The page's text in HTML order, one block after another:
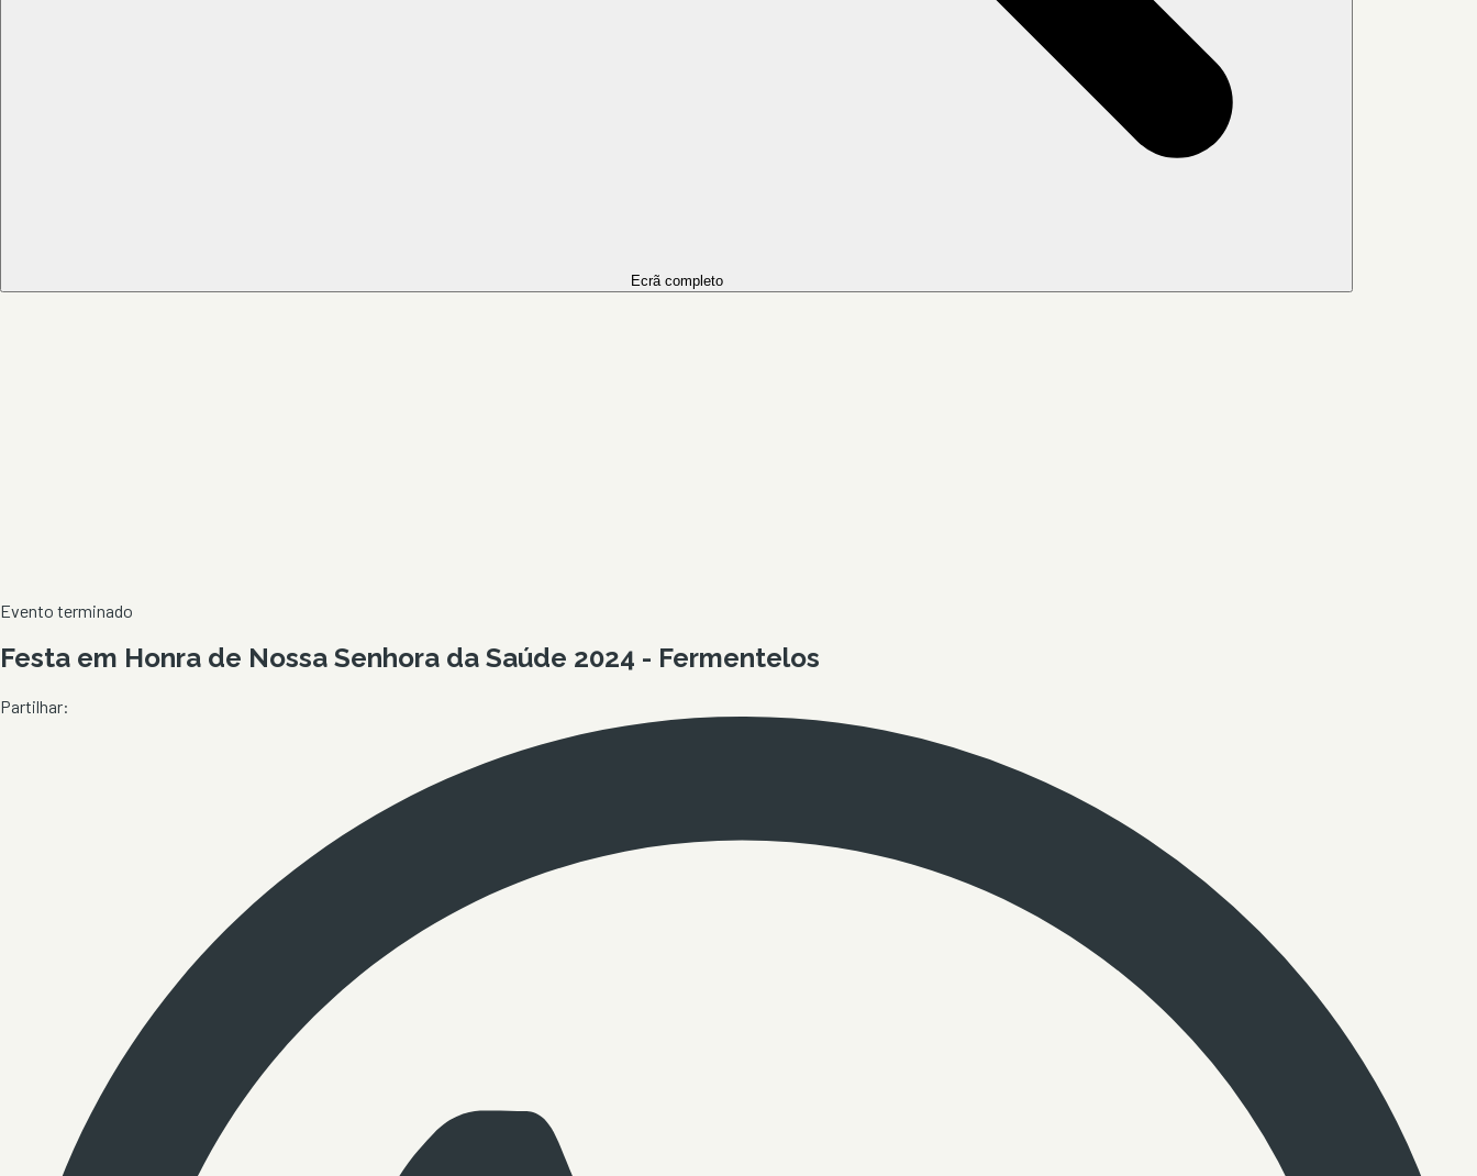
Ecrã completo
Evento terminado
Festa em Honra de Nossa Senhora da Saúde 2024 - Fermentelos
Partilhar: